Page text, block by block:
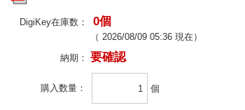
DigiKey在庫数： 0個
（ 2026/08/09 05:36 現在）
納期： 要確認
購入数量 個